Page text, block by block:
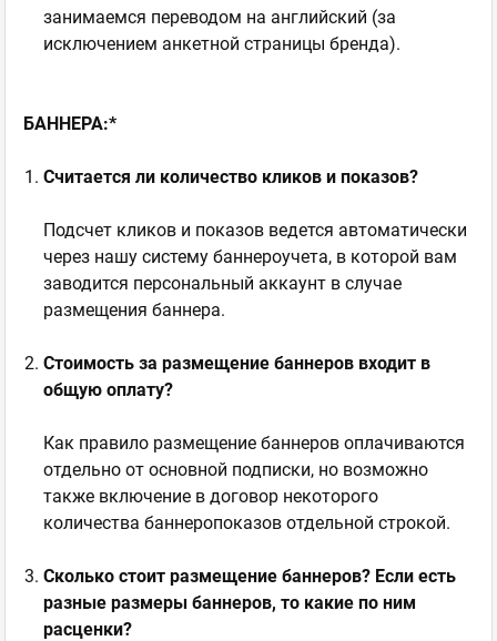
занимаемся переводом на английский (за
исключением анкетной страницы бренда).
БАННЕРА:*
Считается ли количество кликов и показов?
Подсчет кликов и показов ведется автоматически
через нашу систему баннероучета, в которой вам
заводится персональный аккаунт в случае
размещения баннера.
Стоимость за размещение баннеров входит в
общую оплату?
Как правило размещение баннеров оплачиваются
отдельно от основной подписки, но возможно
также включение в договор некоторого
количества баннеропоказов отдельной строкой.
Сколько стоит размещение баннеров? Если есть
разные размеры баннеров, то какие по ним
расценки?